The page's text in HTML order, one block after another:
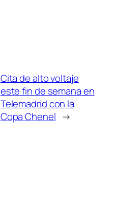
Cita de alto voltaje
este fin de semana en
Telemadrid con la
Copa Chenel →